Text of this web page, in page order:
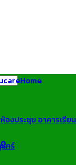
0
Home
งประชุม อาคารเรียน
คร์